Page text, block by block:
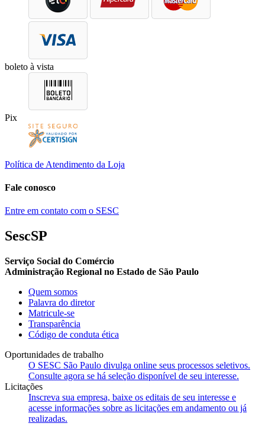
boleto à vista
Pix
Política de Atendimento da Loja
Fale conosco
Entre em contato com o SESC
SescSP
Serviço Social do Comércio
Administração Regional no Estado de São Paulo
Quem somos
Palavra do diretor
Matricule-se
Transparência
Código de conduta ética
Oportunidades de trabalho
O SESC São Paulo divulga online seus processos seletivos.
Consulte agora se há seleção disponível de seu interesse.
Licitações
Inscreva sua empresa, baixe os editais de seu interesse e
acesse informações sobre as licitações em andamento ou já
realizadas.